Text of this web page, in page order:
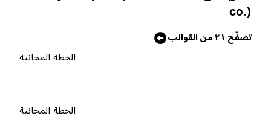
٢١ من القوالب
الخطة المجانية
الخطة المجانية